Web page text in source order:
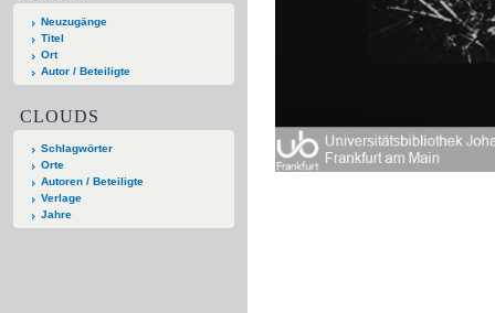
Neuzugänge
Titel
Ort
Autor / Beteiligte
CLOUDS
Schlagwörter
Orte
Autoren / Beteiligte
Verlage
Jahre